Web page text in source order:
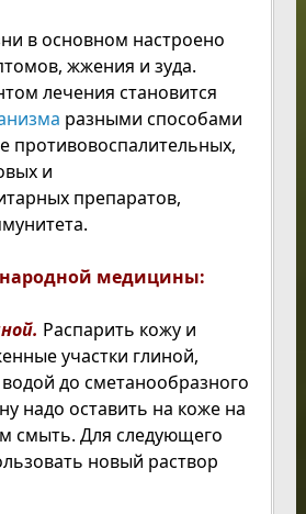
в основном настроено
жжения и зуда.
лечения становится
разными способами
противовоспалительных,
и
препаратов,
медицины:
Распарить кожу и
участки глиной,
до сметанообразного
надо оставить на коже на
смыть. Для следующего
новый раствор